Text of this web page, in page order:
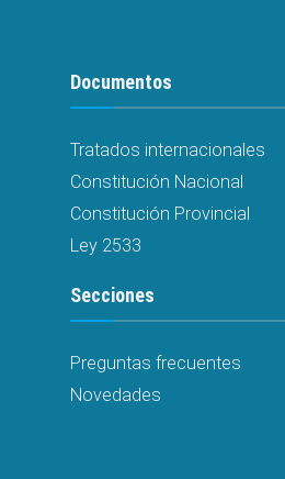
Documentos
Tratados internacionales
Constitución Nacional
Constitución Provincial
Ley 2533
Secciones
Preguntas frecuentes
Novedades